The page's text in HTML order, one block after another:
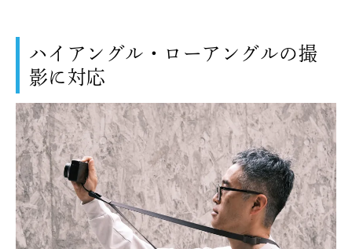
ハイアングル・ローアングルの撮
影に対応